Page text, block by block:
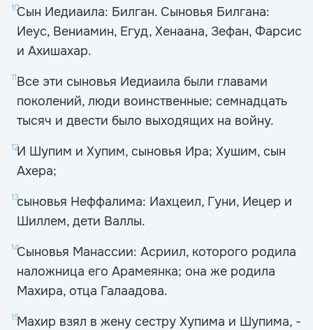
10Сын Иедиаила: Билган. Сыновья Билгана:
Иеус, Вениамин, Егуд, Хенаана, Зефан, Фарсис
и Ахишахар.
11Все эти сыновья Иедиаила были главами
поколений, люди воинственные; семнадцать
тысяч и двести было выходящих на войну.
12И Шупим и Хупим, сыновья Ира; Хушим, сын
Ахера;
13сыновья Неффалима: Иахцеил, Гуни, Иецер и
Шиллем, дети Валлы.
14Сыновья Манассии: Асриил, которого родила
наложница его Арамеянка; она же родила
Махира, отца Галаадова.
15Махир взял в жену сестру Хупима и Шупима, -